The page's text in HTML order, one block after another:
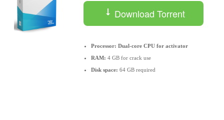
Download Torrent
Processor: Dual-core CPU for activator
RAM: 4 GB for crack use
Disk space: 64 GB required